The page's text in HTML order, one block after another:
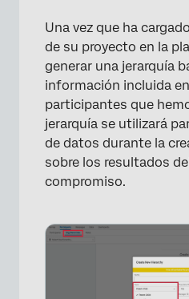
Una vez que ha
de su proyecto en la
generar una jerarquía
información incluida
participantes que
jerarquía se utilizará
de datos durante la
sobre los resultados
compromiso.